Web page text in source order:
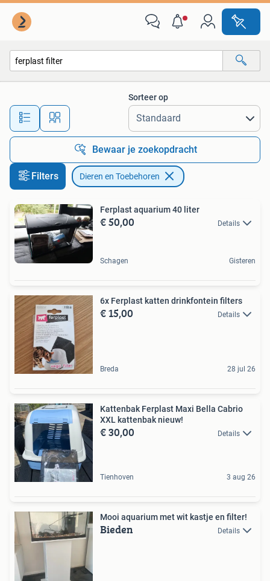
Alle afstanden…
Sorteer op
Bewaar je zoekopdracht
Filters Dieren en Toebehoren
Ferplast aquarium 40 liter
€ 50,00 Details
Schagen Gisteren
6x Ferplast katten drinkfontein filters
€ 15,00 Details
Breda 28 jul 26
Kattenbak Ferplast Maxi Bella Cabrio
XXL kattenbak nieuw!
€ 30,00 Details
Tienhoven 3 aug 26
Mooi aquarium met wit kastje en filter!
Bieden Details